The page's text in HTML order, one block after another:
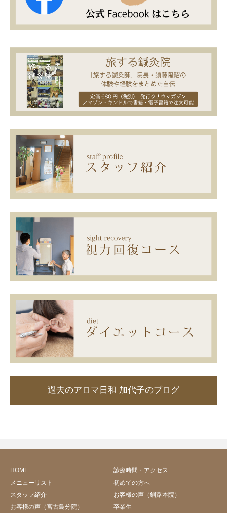
過去のアロマ日和 加代子のブログ
HOME
診療時間・アクセス
メニューリスト
初めての方へ
スタッフ紹介
お客様の声（釧路本院）
お客様の声（宮古島分院）
卒業生